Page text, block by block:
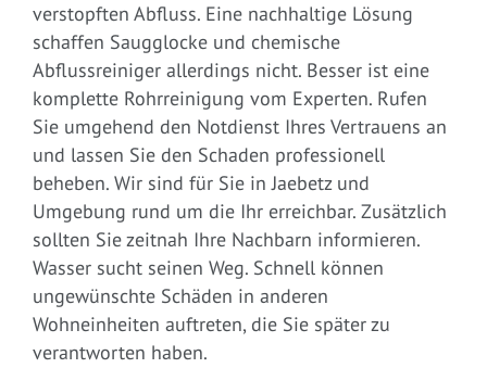
verstopften Abfluss. Eine nachhaltige Lösung
schaffen Saugglocke und chemische
Abflussreiniger allerdings nicht. Besser ist eine
komplette Rohrreinigung vom Experten. Rufen
Sie umgehend den Notdienst Ihres Vertrauens an
und lassen Sie den Schaden professionell
beheben. Wir sind für Sie in Jaebetz und
Umgebung rund um die Ihr erreichbar. Zusätzlich
sollten Sie zeitnah Ihre Nachbarn informieren.
Wasser sucht seinen Weg. Schnell können
ungewünschte Schäden in anderen
Wohneinheiten auftreten, die Sie später zu
verantworten haben.